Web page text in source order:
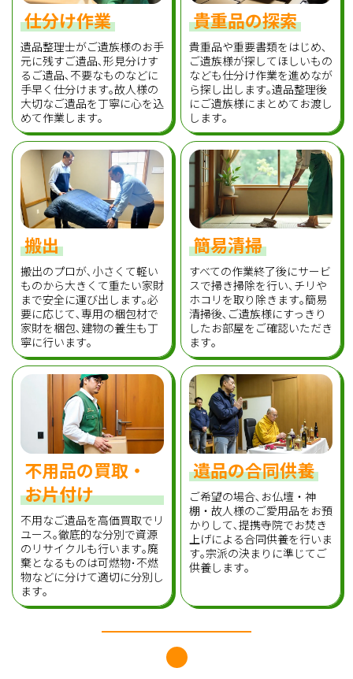
仕分け作業
遺品整理士がご遺族様のお手
元に残すご遺品､形見分けす
るご遺品､不要なものなどに
手早く仕分けます｡故人様の
大切なご遺品を丁寧に心を込
めて作業します｡
貴重品の探索
貴重品や重要書類をはじめ､
ご遺族様が探してほしいもの
なども仕分け作業を進めなが
ら探し出します｡遺品整理後
にご遺族様にまとめてお渡し
します｡
搬出
搬出のプロが､小さくて軽い
ものから大きくて重たい家財
まで安全に運び出します｡必
要に応じて､専用の梱包材で
家財を梱包､建物の養生も丁
寧に行います｡
簡易清掃
すべての作業終了後にサービ
スで掃き掃除を行い､チリや
ホコリを取り除きます｡簡易
清掃後､ご遺族様にすっきり
したお部屋をご確認いただき
ます｡
不用品の買取・
お片付け
不用なご遺品を高価買取でリ
ユース｡徹底的な分別で資源
のリサイクルも行います｡廃
棄となるものは可燃物･不燃
物などに分けて適切に分別し
ます｡
遺品の合同供養
ご希望の場合､お仏壇・神
棚・故人様のご愛用品をお預
かりして､提携寺院でお焚き
上げによる合同供養を行いま
す｡宗派の決まりに準じてご
供養します｡